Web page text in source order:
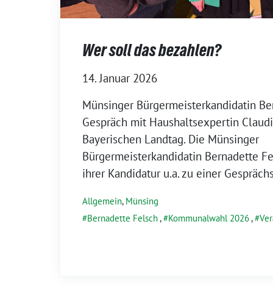
Wer soll das bezahlen?
14. Januar 2026
Münsinger Bürgermeisterkandidatin
Gespräch mit Haushaltsexpertin
Bayerischen Landtag. Die Münsinger
Bürgermeisterkandidatin Bernadette
ihrer Kandidatur u.a. zu einer
Allgemein, Münsing
Bernadette Felsch, Kommunalwahl 2026,